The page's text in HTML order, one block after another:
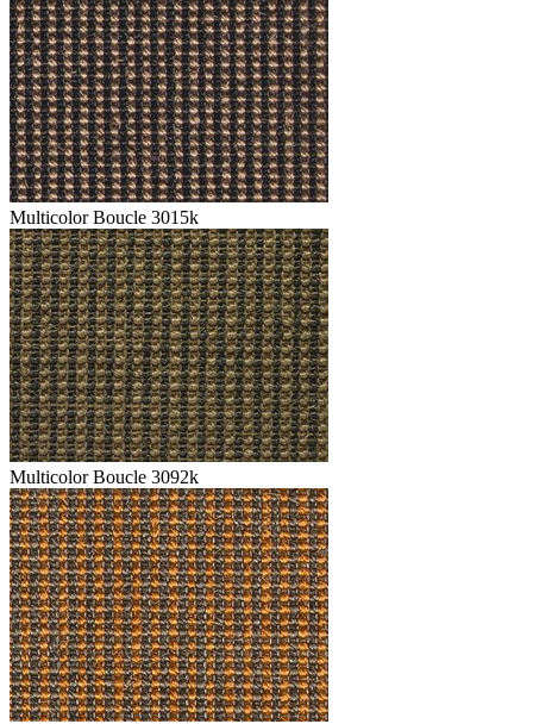
Multicolor Boucle 3015k
Multicolor Boucle 3092k